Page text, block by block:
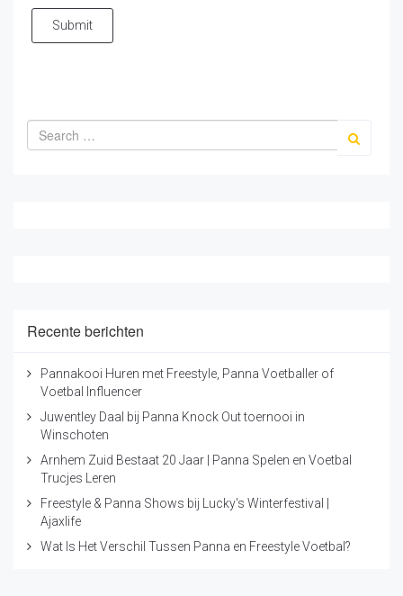
Submit
Recente berichten
Pannakooi Huren met Freestyle, Panna Voetballer of
Voetbal Influencer
Juwentley Daal bij Panna Knock Out toernooi in
Winschoten
Arnhem Zuid Bestaat 20 Jaar | Panna Spelen en Voetbal
Trucjes Leren
Freestyle & Panna Shows bij Lucky's Winterfestival |
Ajaxlife
Wat Is Het Verschil Tussen Panna en Freestyle Voetbal?